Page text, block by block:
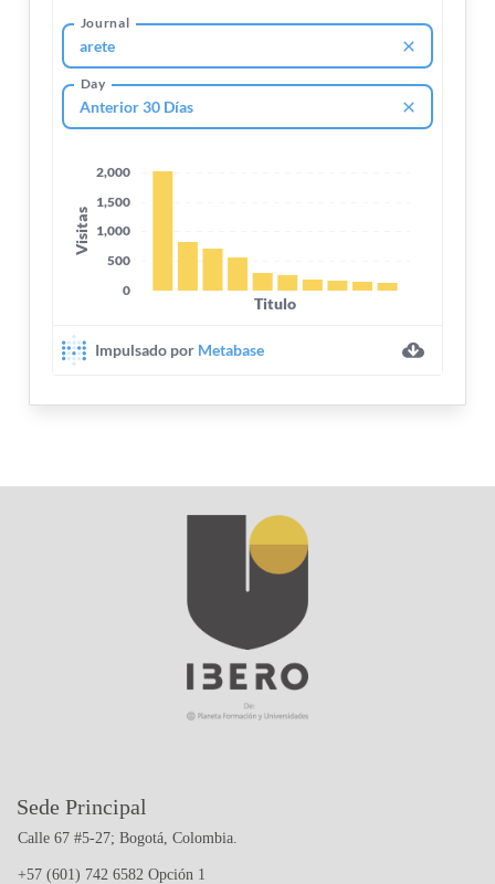
Sede Principal
Calle 67 #5-27; Bogotá, Colombia.
+57 (601) 742 6582 Opción 1